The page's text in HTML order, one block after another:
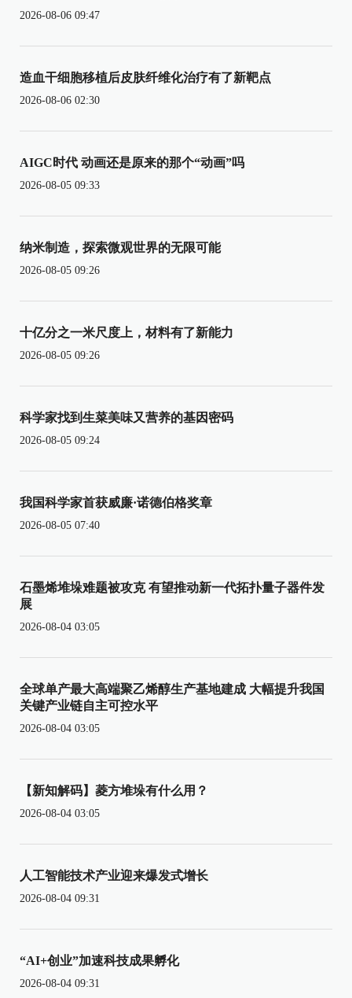
2026-08-06 09:47
造血干细胞移植后皮肤纤维化治疗有了新靶点
2026-08-06 02:30
AIGC时代 动画还是原来的那个“动画”吗
2026-08-05 09:33
纳米制造，探索微观世界的无限可能
2026-08-05 09:26
十亿分之一米尺度上，材料有了新能力
2026-08-05 09:26
科学家找到生菜美味又营养的基因密码
2026-08-05 09:24
我国科学家首获威廉·诺德伯格奖章
2026-08-05 07:40
石墨烯堆垛难题被攻克 有望推动新一代拓扑量子器件发
展
2026-08-04 03:05
全球单产最大高端聚乙烯醇生产基地建成 大幅提升我国
关键产业链自主可控水平
2026-08-04 03:05
【新知解码】菱方堆垛有什么用？
2026-08-04 03:05
人工智能技术产业迎来爆发式增长
2026-08-04 09:31
“AI+创业”加速科技成果孵化
2026-08-04 09:31